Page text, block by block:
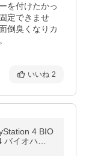
を付けたかっ
定できませ
倒臭くなりカ
いいね 2
4 BIO
イオハザ
】